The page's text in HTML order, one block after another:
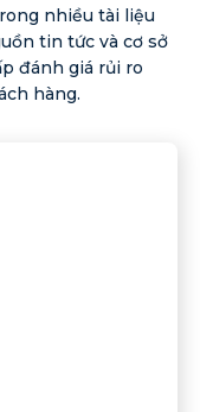
nhiều tài liệu
tin tức và cơ sở
đánh giá rủi ro
hàng.